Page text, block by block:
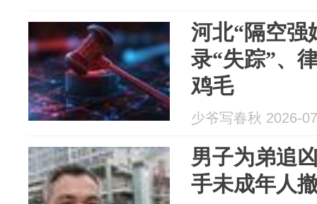
河北“隔空强
录“失踪”、
鸡毛
少爷写春秋 2026-
男子为弟追
手未成年人